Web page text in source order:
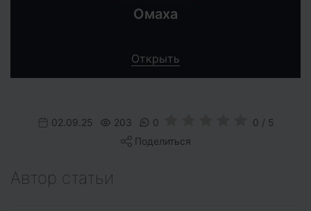
Омаха
Открыть
02.09.25 203 0
0 / 5
Поделиться
Автор статьи